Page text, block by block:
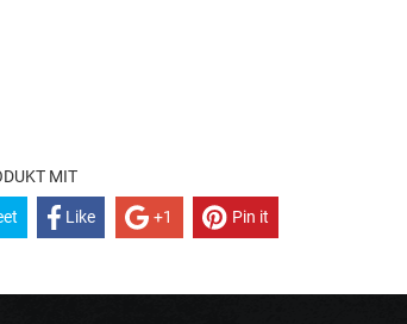
MIT
Like +1 Pin it